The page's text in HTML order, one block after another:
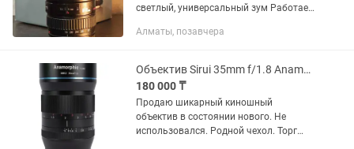
светлый, универсальный зум Работает
Алматы, позавчера
Объектив Sirui 35mm f/1.8 Anamorphic 1.33x для Sony E
180 000 ₸
Продаю шикарный киношный
объектив в состоянии нового. Не
использовался. Родной чехол. Торг